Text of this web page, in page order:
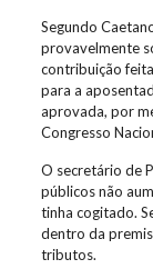
Segundo
provavelmente
contribuição
para a
aprovada, por
Congresso
O secretário de
públicos não
tinha cogitado.
dentro da
tributos.